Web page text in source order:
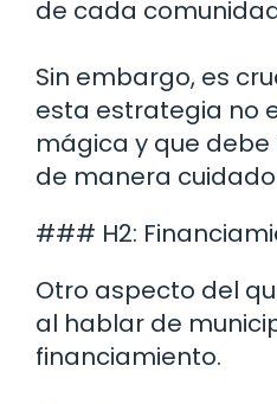
de cada
Sin embargo, es
esta estrategia no
mágica y que
de manera
### H2:
Otro aspecto del
al hablar de
financiamiento.